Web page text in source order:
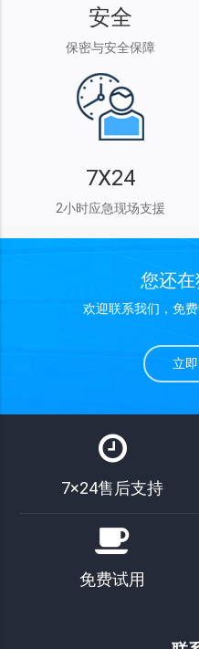
安全
保密与安全保障
7X24
2小时应急现场支援
您还在
欢迎联系我们，免
立
7×24售后支持
免费试用